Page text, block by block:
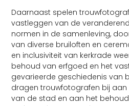
Daarnaast spelen
vastleggen van de
normen in de samenleving,
van diverse bruiloften en
en inclusiviteit van kerkrade
behoud van erfgoed en het
gevarieerde geschiedenis van
dragen trouwfotografen bij
van de stad en aan het